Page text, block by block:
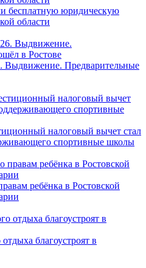
бесплатную юридическую
области
Выдвижение. Предварительные
налоговый вычет стал
спортивные школы
ребёнка в Ростовской
благоустроят в